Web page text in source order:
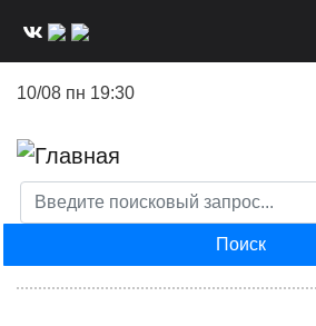
10/08 пн 19:30
Поиск